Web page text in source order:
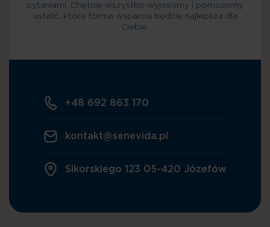
pytaniami. Chętnie wszystko wyjaśnimy i pomożemy
ustalić, która forma wsparcia będzie najlepsza dla
Ciebie.
+48 692 863 170
kontakt@senevida.pl
Sikorskiego 123 05-420 Józefów